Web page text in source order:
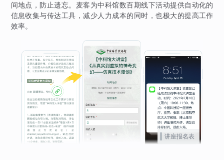
间地点，防止遗忘。麦客为中科馆数百期线下活动提供自动化的
信息收集与传达工具，减少人力成本的同时，也极大的提高工作
效率。
讲座报名表